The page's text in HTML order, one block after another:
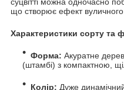
що створює ефект
Характеристики сорту та
Форма: Акуратне
(штамбі) з компактною,
Колір: Дуже